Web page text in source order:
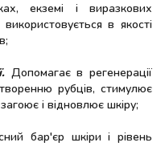
екземі і виразкових
в якості
Допомагає в регенерації
рубців, стимулює
і відновлює шкіру;
бар'єр шкіри і рівень